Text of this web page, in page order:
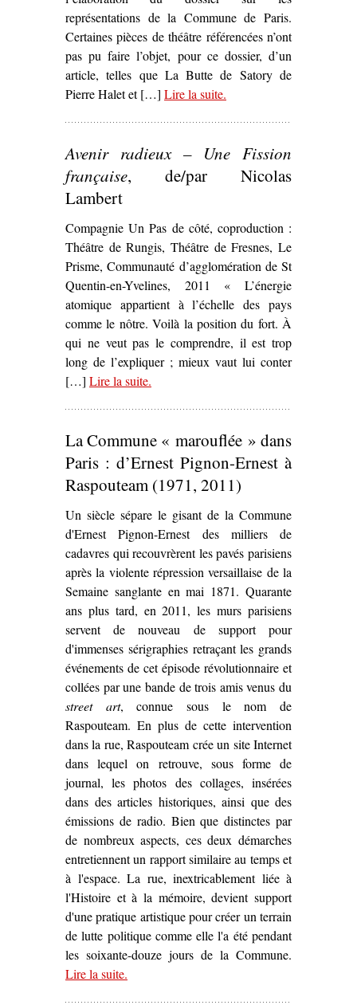
représentations de la Commune de Paris.
Certaines pièces de théâtre référencées n’ont
pas pu faire l’objet, pour ce dossier, d’un
article, telles que La Butte de Satory de
Pierre Halet et […] Lire la suite– ‘La Commune dans les
.
Avenir radieux – Une Fission
française, de/par Nicolas
Lambert
Compagnie Un Pas de côté, coproduction :
Théâtre de Rungis, Théâtre de Fresnes, Le
Prisme, Communauté d’agglomération de St
Quentin-en-Yvelines, 2011 « L’énergie
atomique appartient à l’échelle des pays
comme le nôtre. Voilà la position du fort. À
qui ne veut pas le comprendre, il est trop
long de l’expliquer ; mieux vaut lui conter
[…] Lire la suite– ‘
.
La Commune « marouflée » dans
Paris : d’Ernest Pignon-Ernest à
Raspouteam (1971, 2011)
Un siècle sépare le gisant de la Commune
d'Ernest Pignon-Ernest des milliers de
cadavres qui recouvrèrent les pavés parisiens
après la violente répression versaillaise de la
Semaine sanglante en mai 1871. Quarante
ans plus tard, en 2011, les murs parisiens
servent de nouveau de support pour
d'immenses sérigraphies retraçant les grands
événements de cet épisode révolutionnaire et
collées par une bande de trois amis venus du
street art, connue sous le nom de
Raspouteam. En plus de cette intervention
dans la rue, Raspouteam crée un site Internet
dans lequel on retrouve, sous forme de
journal, les photos des collages, insérées
dans des articles historiques, ainsi que des
émissions de radio. Bien que distinctes par
de nombreux aspects, ces deux démarches
entretiennent un rapport similaire au temps et
à l'espace. La rue, inextricablement liée à
l'Histoire et à la mémoire, devient support
d'une pratique artistique pour créer un terrain
de lutte politique comme elle l'a été pendant
les soixante-douze jours de la Commune.
Lire la suite– ‘La Commune « marouflée » dans Paris :
.